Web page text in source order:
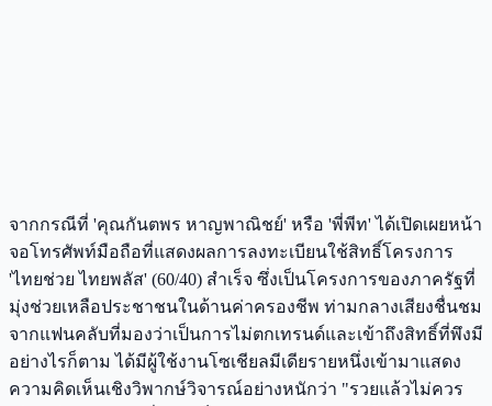
จากกรณีที่ 'คุณกันตพร หาญพาณิชย์' หรือ 'พี่พีท' ได้เปิดเผยหน้า
จอโทรศัพท์มือถือที่แสดงผลการลงทะเบียนใช้สิทธิ์โครงการ
'ไทยช่วย ไทยพลัส' (60/40) สำเร็จ ซึ่งเป็นโครงการของภาครัฐที่
มุ่งช่วยเหลือประชาชนในด้านค่าครองชีพ ท่ามกลางเสียงชื่นชม
จากแฟนคลับที่มองว่าเป็นการไม่ตกเทรนด์และเข้าถึงสิทธิ์ที่พึงมี
อย่างไรก็ตาม ได้มีผู้ใช้งานโซเชียลมีเดียรายหนึ่งเข้ามาแสดง
ความคิดเห็นเชิงวิพากษ์วิจารณ์อย่างหนักว่า "รวยแล้วไม่ควร